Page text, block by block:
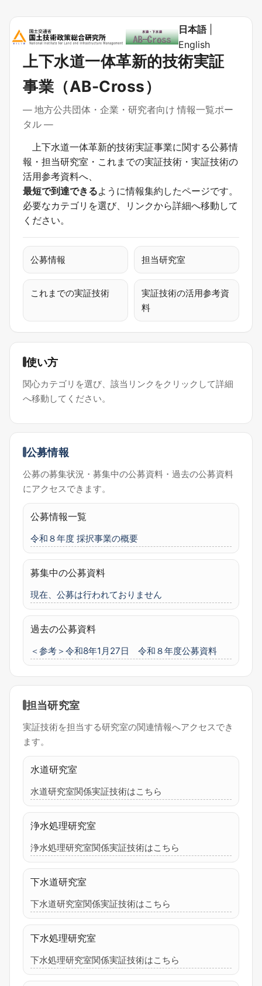
日本語|
English
上下水道一体革新的技術実証
事業（AB-Cross）
― 地方公共団体・企業・研究者向け 情報一覧ポー
タル ―
上下水道一体革新的技術実証事業に関する公募情
報・担当研究室・これまでの実証技術・実証技術の
活用参考資料へ、
最短で到達できるように情報集約したページです。
必要なカテゴリを選び、リンクから詳細へ移動して
ください。
公募情報 担当研究室
これまでの実証技術
実証技術の活用参考資
料
使い方
関心カテゴリを選び、該当リンクをクリックして詳細
へ移動してください。
公募情報
公募の募集状況・募集中の公募資料・過去の公募資料
にアクセスできます。
公募情報一覧
令和８年度 採択事業の概要
募集中の公募資料
現在、公募は行われておりません
過去の公募資料
＜参考＞令和8年1月27日 令和８年度公募資料
担当研究室
実証技術を担当する研究室の関連情報へアクセスでき
ます。
水道研究室
水道研究室関係実証技術はこちら
浄水処理研究室
浄水処理研究室関係実証技術はこちら
下水道研究室
下水道研究室関係実証技術はこちら
下水処理研究室
下水処理研究室関係実証技術はこちら